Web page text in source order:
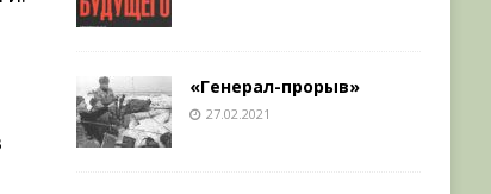
«Генерал-прорыв»
27.02.2021